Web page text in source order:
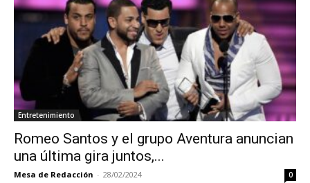
Entretenimiento
Romeo Santos y el grupo Aventura anuncian
una última gira juntos,...
Mesa de Redacción - 28/02/2024 0